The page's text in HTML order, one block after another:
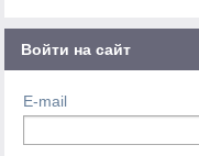
Войти на сайт
E-mail